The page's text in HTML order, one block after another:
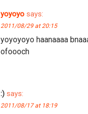
yoyoyo says:
2011/08/29 at 20:15
yoyoyoyo haanaaaa
ofoooch
:) says:
2011/08/17 at 18:19